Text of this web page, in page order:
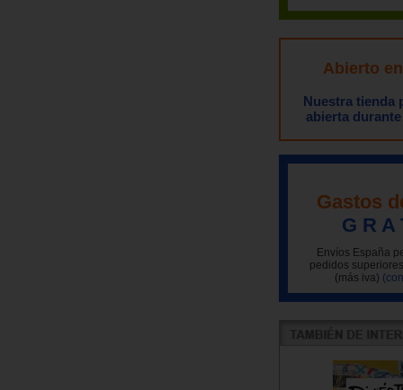
Abierto
Nuestra tienda
abierta
Gastos
G R A
Envíos España
pedidos
(más iva)